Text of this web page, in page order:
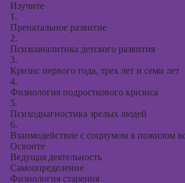
Изучите
1.
Пренатальное развитие
2.
Психоаналитика детского развития
3.
Кризис первого года, трех лет и семи лет
4.
Физиология подросткового кризиса
5.
Психодиагностика зрелых людей
6.
Взаимодействие с социумом в пожилом
Освоите
Ведущая деятельность
Самоопределение
Физиология старения